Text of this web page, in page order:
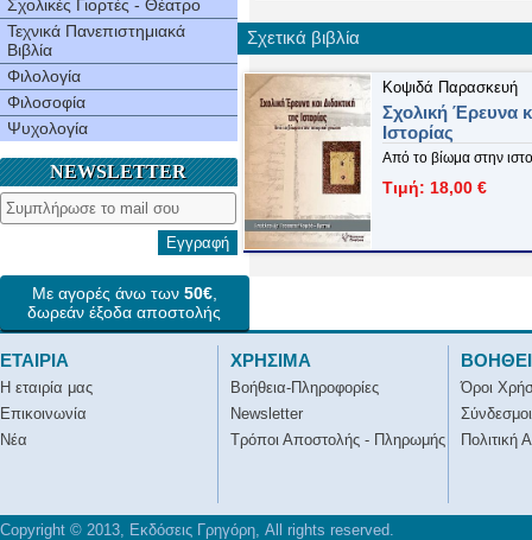
Σχολικές Γιορτές - Θέατρο
Τεχνικά Πανεπιστημιακά
Βιβλία
Φιλολογία
Φιλοσοφία
Ψυχολογία
NEWSLETTER
Εγγραφή
Με αγορές άνω των 50€
δωρεάν έξοδα αποστολής
Σχετικά βιβλία
Κοψιδά Παρασκευή
Σχολική Έρευνα
Ιστορίας
Από το βίωμα στην
Τιμή: 18,00 €
ΕΤΑΙΡΙΑ
Η εταιρία μας
Επικοινωνία
Νέα
ΧΡΗΣΙΜΑ
Βοήθεια-Πληροφορίες
Newsletter
Τρόποι Αποστολής - Πληρωμής
Όροι
Σύνδεσμοι
Πολιτική
Copyright © 2013, Εκδόσεις Γρηγόρη, All rights reserved.